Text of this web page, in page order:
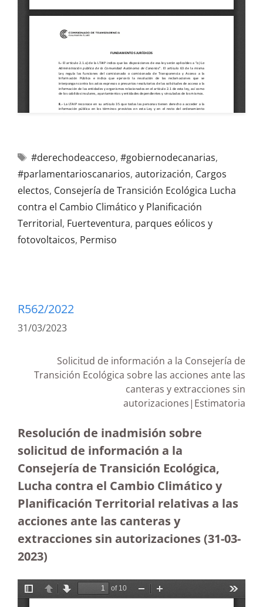
#derechodeacceso, #gobiernodecanarias,
#parlamentarioscanarios, autorización, Cargos
electos, Consejería de Transición Ecológica Lucha
contra el Cambio Climático y Planificación
Territorial, Fuerteventura, parques eólicos y
fotovoltaicos, Permiso
R562/2022
31/03/2023
Solicitud de información a la Consejería de
Transición Ecológica sobre las acciones ante las
canteras y extracciones sin
autorizaciones|Estimatoria
Resolución de inadmisión sobre
solicitud de información a la
Consejería de Transición Ecológica,
Lucha contra el Cambio Climático y
Planificación Territorial relativas a las
acciones ante las canteras y
extracciones sin autorizaciones(31-03-
2023)